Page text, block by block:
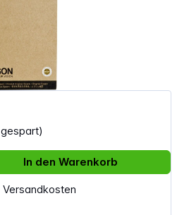
den gewünschten
In den Warenkorb